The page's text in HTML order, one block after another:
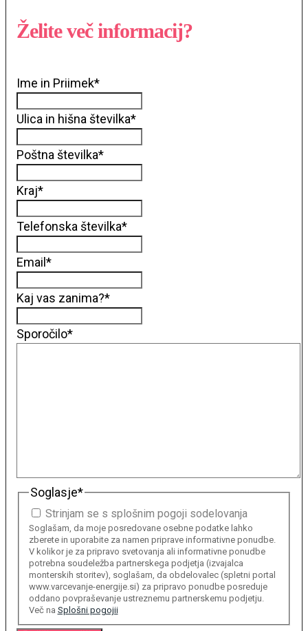
Želite več informacij?
Ime in Priimek*
Ulica in hišna številka*
Poštna številka*
Kraj*
Telefonska številka*
Email *
Kaj vas zanima?*
Sporočilo*
Soglasje*
Strinjam se s splošnim pogoji sodelovanja
Soglašam, da moje posredovane osebne podatke lahko
zberete in uporabite za namen priprave informativne ponudbe.
V kolikor je za pripravo svetovanja ali informativne ponudbe
potrebna soudeležba partnerskega podjetja (izvajalca
monterskih storitev), soglašam, da obdelovalec (spletni portal
www.varcevanje-energije.si) za pripravo ponudbe posreduje
oddano povpraševanje ustreznemu partnerskemu podjetju.
Več na Splošni pogojii